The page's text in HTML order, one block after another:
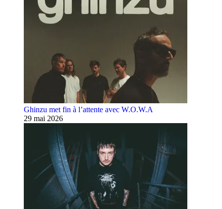
Ghinzu met fin à l’attente avec W.O.W.A
29 mai 2026